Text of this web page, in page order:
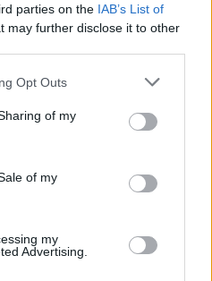
parties on the IAB’s List of
may further disclose it to other
Opt Outs
of my
of my
my
Advertising.
potrebbe essere